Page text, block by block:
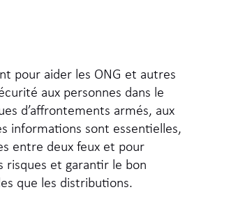
pour aider les ONG et autres
aux personnes dans le
d’affrontements armés, aux
informations sont essentielles,
entre deux feux et pour
risques et garantir le bon
que les distributions.